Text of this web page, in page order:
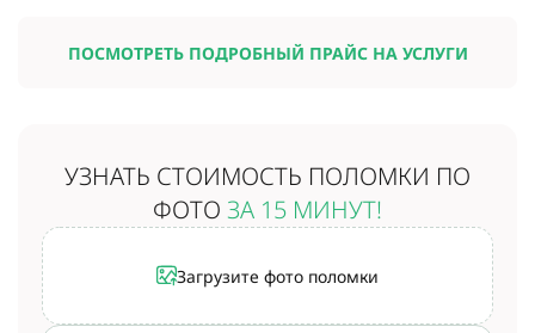
ПОСМОТРЕТЬ ПОДРОБНЫЙ ПРАЙС НА УСЛУГИ
УЗНАТЬ СТОИМОСТЬ ПОЛОМКИ ПО
ФОТО ЗА 15 МИНУТ!
Загрузите фото поломки